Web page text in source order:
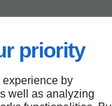
priority
by
well as analyzing